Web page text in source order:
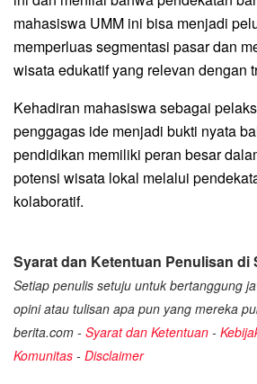
mahasiswa UMM ini bisa menjadi
memperluas segmentasi pasar dan
wisata edukatif yang relevan dengan
Kehadiran mahasiswa sebagai
penggagas ide menjadi bukti nyata
pendidikan memiliki peran besar
potensi wisata lokal melalui
kolaboratif.
Syarat dan Ketentuan Penulisan di
Setiap penulis setuju untuk bertanggung
opini atau tulisan apa pun yang mereka
berita.com - Syarat dan Ketentuan -
Komunitas - Disclaimer